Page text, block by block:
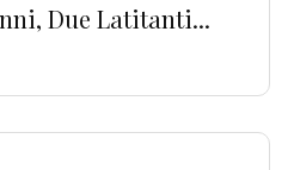
Due Latitanti...